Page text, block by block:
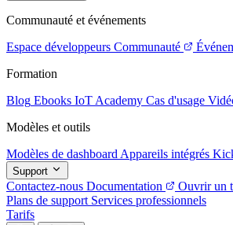
Communauté et événements
Espace développeurs Communauté
Formation
Blog Ebooks IoT Academy Cas d'usage
Modèles et outils
Modèles de dashboard Appareils intégrés
Support
Contactez-nous Documentation Ouvrir un
Plans de support Services professionnels
Tarifs